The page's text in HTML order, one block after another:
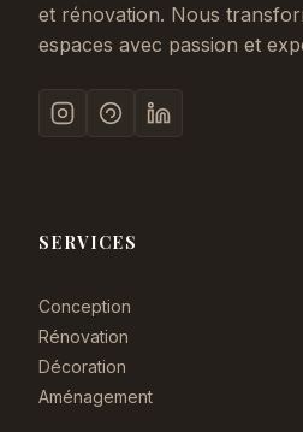
et rénovation. Nous
espaces avec passion et
SERVICES
Conception
Rénovation
Décoration
Aménagement